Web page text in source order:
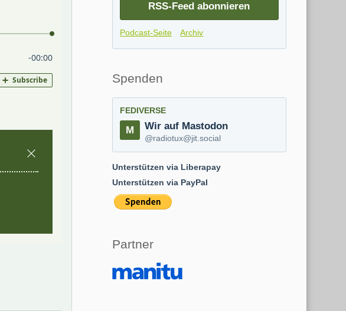
RSS-Feed abonnieren
Podcast-Seite Archiv
Spenden
FEDIVERSE
Wir auf Mastodon
@radiotux@jit.social
Unterstützen via Liberapay
Unterstützen via PayPal
Partner